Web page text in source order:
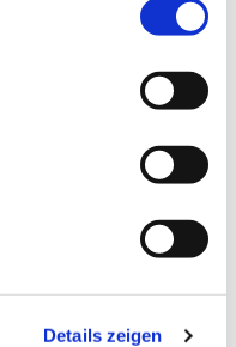
Details zeigen